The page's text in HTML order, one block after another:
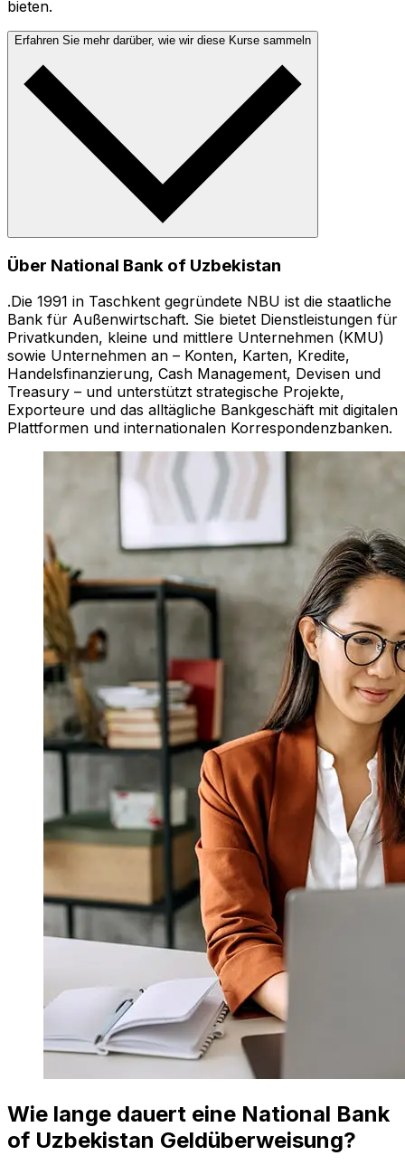
bieten.
Erfahren Sie mehr darüber, wie wir diese Kurse sammeln
Über National Bank of Uzbekistan
.Die 1991 in Taschkent gegründete NBU ist die staatliche
Bank für Außenwirtschaft. Sie bietet Dienstleistungen für
Privatkunden, kleine und mittlere Unternehmen (KMU)
sowie Unternehmen an – Konten, Karten, Kredite,
Handelsfinanzierung, Cash Management, Devisen und
Treasury – und unterstützt strategische Projekte,
Exporteure und das alltägliche Bankgeschäft mit digitalen
Plattformen und internationalen Korrespondenzbanken.
Wie lange dauert eine National Bank
of Uzbekistan Geldüberweisung?